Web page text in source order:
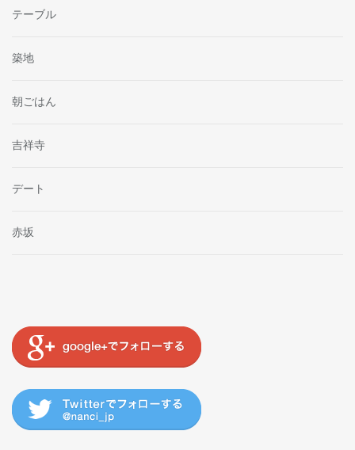
テーブル
築地
朝ごはん
吉祥寺
デート
赤坂